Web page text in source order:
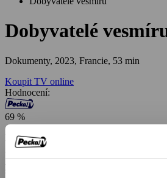
Dobyvatelé
Dokumenty, 2023, Francie, 53 min
Koupit TV online
Hodnocení:
69 %
Mimo náš dohled probíhá nový vesmírný
globální geopolitickou rovnováhu.
již vyslal na oběžnou dráhu 3 000